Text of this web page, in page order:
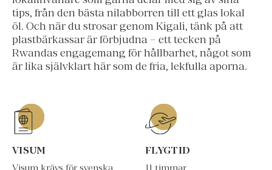
tips, från den bästa nilabborren till ett glas lokal
öl. Och när du strosar genom Kigali, tänk på att
plastbärkassar är förbjudna – ett tecken på
Rwandas engagemang för hållbarhet, något som
är lika självklart här som de fria, lekfulla aporna.
VISUM
Visum krävs för svenska
FLYGTID
11 timmar